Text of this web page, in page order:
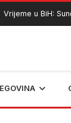
u BiH: